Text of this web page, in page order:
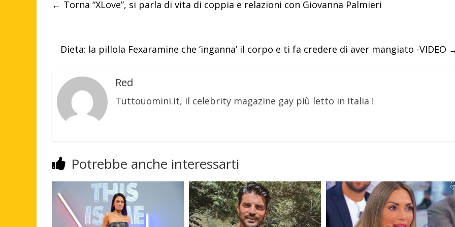
← Torna “XLove”, si parla di vita di coppia e relazioni con Giovanna Palmieri
Dieta: la pillola Fexaramine che ‘inganna’ il corpo e ti fa credere di aver mangiato -VIDEO
Red
Tuttouomini.it, il celebrity magazine gay più letto in Italia !
Potrebbe anche interessarti